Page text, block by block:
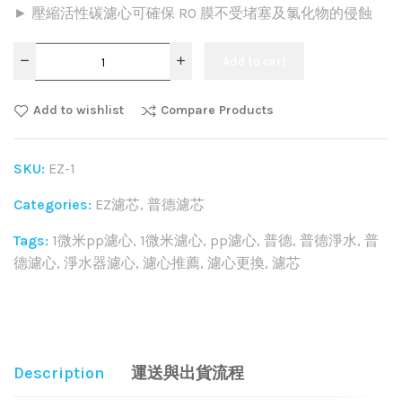
► 壓縮活性碳濾心可確保 RO 膜不受堵塞及氯化物的侵蝕
Add to wishlist Compare Products
SKU: EZ-1
Categories: EZ濾芯, 普德濾芯
Tags: 1微米pp濾心, 1微米濾心, pp濾心, 普德, 普德淨水, 普
德濾心, 淨水器濾心, 濾心推薦, 濾心更換, 濾芯
Description 運送與出貨流程